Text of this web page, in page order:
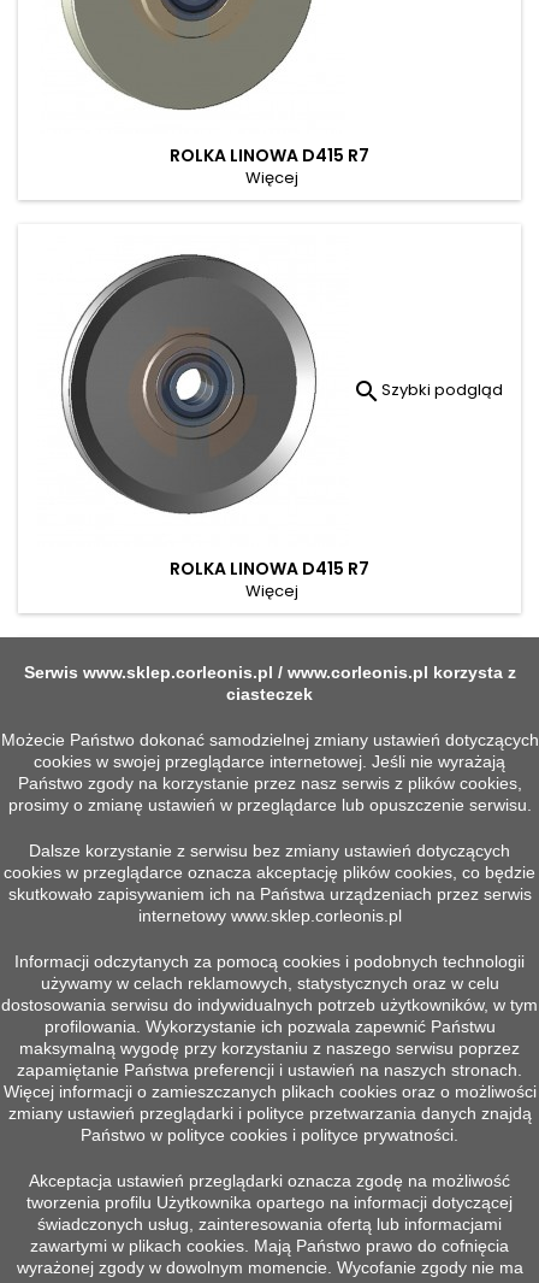
ROLKA LINOWA D415 R7
Więcej
 Szybki podgląd
ROLKA LINOWA D415 R7
Więcej
Szybki podgląd
ROLKA LINOWA D415 R7
Więcej
POWRÓT DO GÓRY 
PRODUKTY 
Serwis www.sklep.corleonis.pl / www.corleonis.pl korzysta z
ciasteczek
Możecie Państwo dokonać samodzielnej zmiany ustawień dotyczących
cookies w swojej przeglądarce internetowej. Jeśli nie wyrażają
Państwo zgody na korzystanie przez nasz serwis z plików cookies,
prosimy o zmianę ustawień w przeglądarce lub opuszczenie serwisu.
Dalsze korzystanie z serwisu bez zmiany ustawień dotyczących
cookies w przeglądarce oznacza akceptację plików cookies, co będzie
skutkowało zapisywaniem ich na Państwa urządzeniach przez serwis
internetowy www.sklep.corleonis.pl
Informacji odczytanych za pomocą cookies i podobnych technologii
używamy w celach reklamowych, statystycznych oraz w celu
dostosowania serwisu do indywidualnych potrzeb użytkowników, w tym
profilowania. Wykorzystanie ich pozwala zapewnić Państwu
maksymalną wygodę przy korzystaniu z naszego serwisu poprzez
zapamiętanie Państwa preferencji i ustawień na naszych stronach.
Więcej informacji o zamieszczanych plikach cookies oraz o możliwości
zmiany ustawień przeglądarki i polityce przetwarzania danych znajdą
Państwo w polityce cookies i polityce prywatności.
Akceptacja ustawień przeglądarki oznacza zgodę na możliwość
tworzenia profilu Użytkownika opartego na informacji dotyczącej
świadczonych usług, zainteresowania ofertą lub informacjami
zawartymi w plikach cookies. Mają Państwo prawo do cofnięcia
wyrażonej zgody w dowolnym momencie. Wycofanie zgody nie ma